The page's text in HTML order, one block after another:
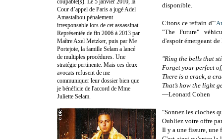
disponible.
Citons ce refrain d'“
"The Future"
d'espoir émergeant
"Ring the bells that
Forget your perfect
There is a crack, a
That’s how the light
—Leonard Cohen
"Sonnez les cloches
Oubliez votre offre
Il y a une fissure, une
Cour d’appel de Paris a jugé Adel
Amastaibou pénalement
irresponsable lors de cet assassinat.
Représentée de fin 2006 à 2013 par
Maître Axel Metzker, puis par Me
Portejoie, la famille Selam a lancé
de multiples procédures. Une
stratégie pertinente. Mais ces deux
avocats refusent de me
communiquer leur dossier bien que
je bénéficie de l'accord de Mme
Juliette Selam.